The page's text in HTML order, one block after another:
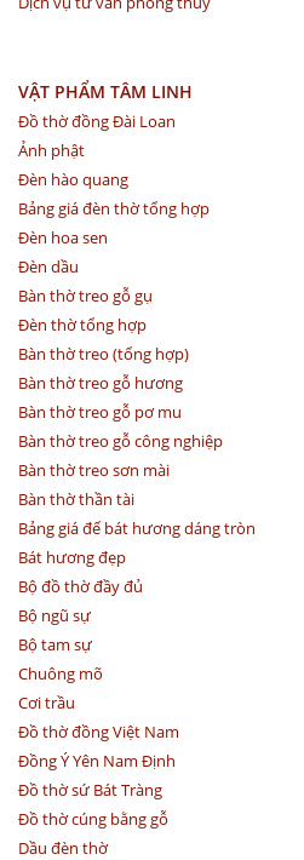
VẬT PHẨM TÂM LINH
Đồ thờ đồng Đài Loan
Ảnh phật
Đèn hào quang
Bảng giá đèn thờ tổng hợp
Đèn hoa sen
Đèn dầu
Bàn thờ treo gỗ gụ
Đèn thờ tổng hợp
Bàn thờ treo (tổng hợp)
Bàn thờ treo gỗ hương
Bàn thờ treo gỗ pơ mu
Bàn thờ treo gỗ công nghiệp
Bàn thờ treo sơn mài
Bàn thờ thần tài
Bảng giá đế bát hương dáng tròn
Bát hương đẹp
Bộ đồ thờ đầy đủ
Bộ ngũ sự
Bộ tam sự
Chuông mõ
Cơi trầu
Đồ thờ đồng Việt Nam
Đồng Ý Yên Nam Định
Đồ thờ sứ Bát Tràng
Đồ thờ cúng bằng gỗ
Dầu đèn thờ